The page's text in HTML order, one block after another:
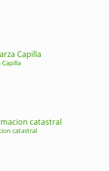
Capilla
Capilla
catastral
catastral